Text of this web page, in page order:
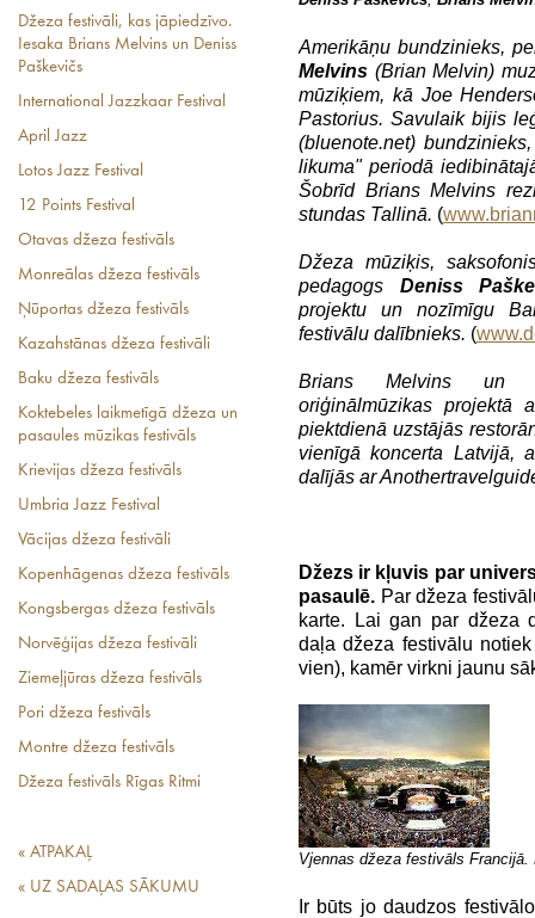
Džeza festivāli, kas jāpiedzīvo.
Iesaka Brians Melvins un Deniss
Paškevičs
International Jazzkaar Festival
April Jazz
Lotos Jazz Festival
12 Points Festival
Otavas džeza festivāls
Monreālas džeza festivāls
Ņūportas džeza festivāls
Kazahstānas džeza festivāli
Baku džeza festivāls
Koktebeles laikmetīgā džeza un
pasaules mūzikas festivāls
Krievijas džeza festivāls
Umbria Jazz Festival
Vācijas džeza festivāli
Kopenhāgenas džeza festivāls
Kongsbergas džeza festivāls
Norvēģijas džeza festivāli
Ziemeļjūras džeza festivāls
Pori džeza festivāls
Montre džeza festivāls
Džeza festivāls Rīgas Ritmi
« ATPAKAĻ
« UZ SADAĻAS SĀKUMU
Amerikāņu bundzinieks,
Melvins (Brian Melvin)
mūziķiem, kā Joe
Pastorius. Savulaik bijis
(bluenote.net)
likuma" periodā
Šobrīd Brians Melvins
stundas Tallinā. (
Džeza mūziķis,
pedagogs Deniss
projektu un nozīmīgu
festivālu dalībnieks. (
Brians Melvins un
oriģinālmūzikas projektā
piektdienā uzstājās
vienīgā koncerta Latvijā,
dalījās ar
Džezs ir kļuvis par
pasaulē. Par džeza
karte. Lai gan par džeza
daļa džeza festivālu
vien), kamēr virkni jaunu
Vjennas džeza festivāls
Ir būts jo daudzos